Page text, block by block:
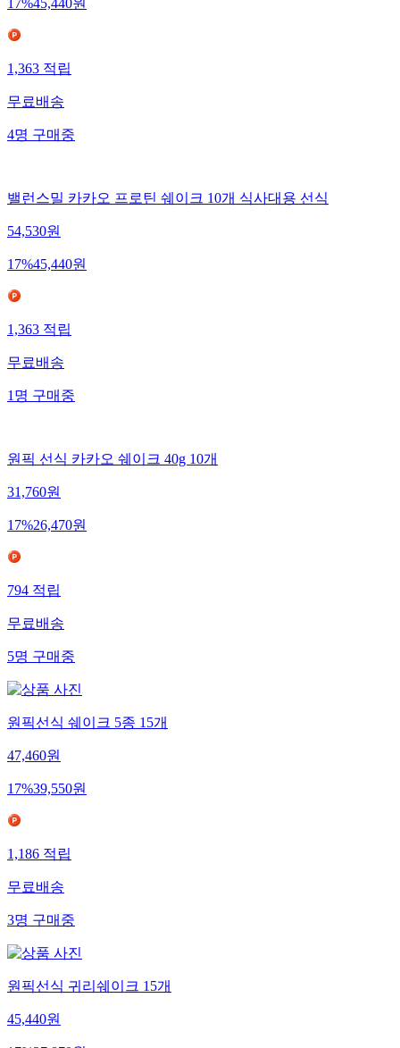
17%45,440원
1,363적립
무료배송
4명구매중
밸런스밀 카카오 프로틴 쉐이크 10개 식사대용 선식
54,530원
17%45,440원
1,363적립
무료배송
1명구매중
원픽 선식 카카오 쉐이크 40g 10개
31,760원
17%26,470원
794적립
무료배송
5명구매중
원픽선식 쉐이크 5종 15개
47,460원
17%39,550원
1,186적립
무료배송
3명구매중
원픽선식 귀리쉐이크 15개
45,440원